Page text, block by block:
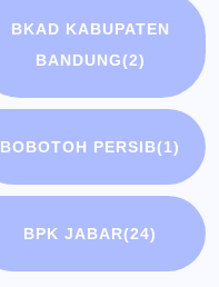
BKAD KABUPATEN
BANDUNG(2)
BOBOTOH PERSIB(1)
BPK JABAR(24)